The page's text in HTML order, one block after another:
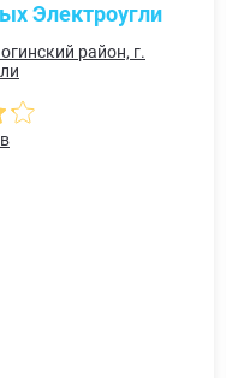
Электроугли
район, г.